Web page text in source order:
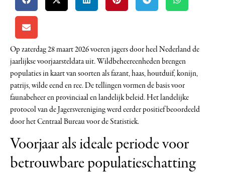
Op zaterdag 28 maart 2026 voeren jagers door heel Nederland de
jaarlijkse voorjaarsteldata uit. Wildbeheereenheden brengen
populaties in kaart van soorten als fazant, haas, houtduif, konijn,
patrijs, wilde eend en ree. De tellingen vormen de basis voor
faunabeheer en provinciaal en landelijk beleid. Het landelijke
protocol van de Jagersvereniging werd eerder positief beoordeeld
door het Centraal Bureau voor de Statistiek.
Voorjaar als ideale periode voor
betrouwbare populatieschatting